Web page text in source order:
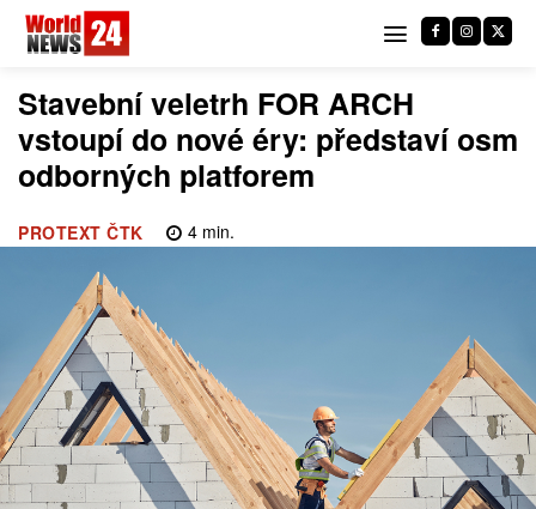
Stavební veletrh FOR ARCH
vstoupí do nové éry: představí osm
odborných platforem
PROTEXT ČTK 4min.